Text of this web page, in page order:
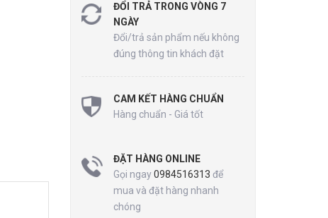
ĐỔI TRẢ TRONG VÒNG 7
NGÀY
Đổi/trả sản phẩm nếu không
đúng thông tin khách đặt
CAM KẾT HÀNG CHUẨN
Hàng chuẩn - Giá tốt
ĐẶT HÀNG ONLINE
Gọi ngay0984516313 để
mua và đặt hàng nhanh
chóng